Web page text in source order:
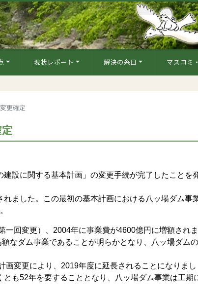
現状レポート 解決の糸口 マスコミ
更確定
設に関する基本計画」の変更手続が完了したことを
ました。この最初の基本計画における八ッ場ダム事
回変更）、2004年に事業費が4600億円に増額されま
なダム事業であることが明らかとなり、八ッ場ダムの
変更により、2019年度に延長されることになりまし
も52年を要することとなり、八ッ場ダム事業は工期